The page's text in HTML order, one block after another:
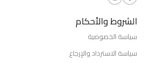
الشروط والأحكام
سياسة الخصوصية
سياسة الاسترداد والإرجاع